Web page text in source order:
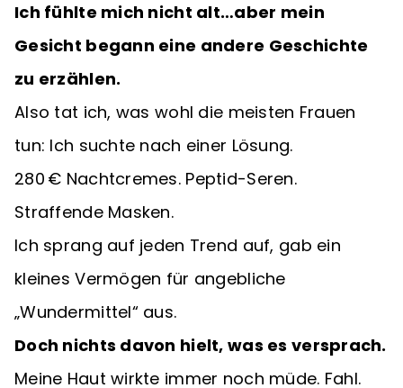
Ich fühlte mich nicht alt…aber mein
Gesicht begann eine andere Geschichte
zu erzählen.
Also tat ich, was wohl die meisten Frauen
tun: Ich suchte nach einer Lösung.
280 € Nachtcremes. Peptid-Seren.
Straffende Masken.
Ich sprang auf jeden Trend auf, gab ein
kleines Vermögen für angebliche
„Wundermittel“ aus.
Doch nichts davon hielt, was es versprach.
Meine Haut wirkte immer noch müde. Fahl.